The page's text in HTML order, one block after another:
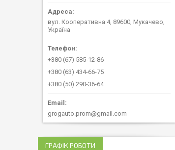
вул. Кооперативна 4, 89600, Мукачево,
Україна
+380 (67) 585-12-86
+380 (63) 434-66-75
+380 (50) 290-36-64
grogauto.prom@gmail.com
ГРАФІК РОБОТИ